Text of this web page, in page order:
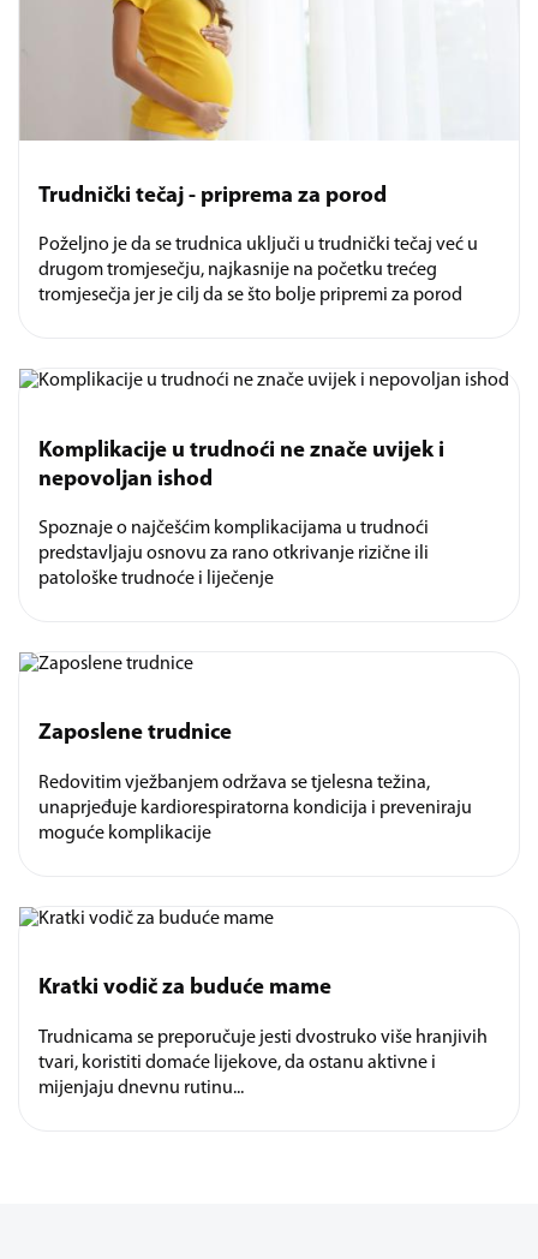
Trudnički tečaj - priprema za porod
Poželjno je da se trudnica uključi u trudnički tečaj već u
drugom tromjesečju, najkasnije na početku trećeg
tromjesečja jer je cilj da se što bolje pripremi za porod
Komplikacije u trudnoći ne znače uvijek i
nepovoljan ishod
Spoznaje o najčešćim komplikacijama u trudnoći
predstavljaju osnovu za rano otkrivanje rizične ili
patološke trudnoće i liječenje
Zaposlene trudnice
Redovitim vježbanjem održava se tjelesna težina,
unaprjeđuje kardiorespiratorna kondicija i preveniraju
moguće komplikacije
Kratki vodič za buduće mame
Trudnicama se preporučuje jesti dvostruko više hranjivih
tvari, koristiti domaće lijekove, da ostanu aktivne i
mijenjaju dnevnu rutinu...